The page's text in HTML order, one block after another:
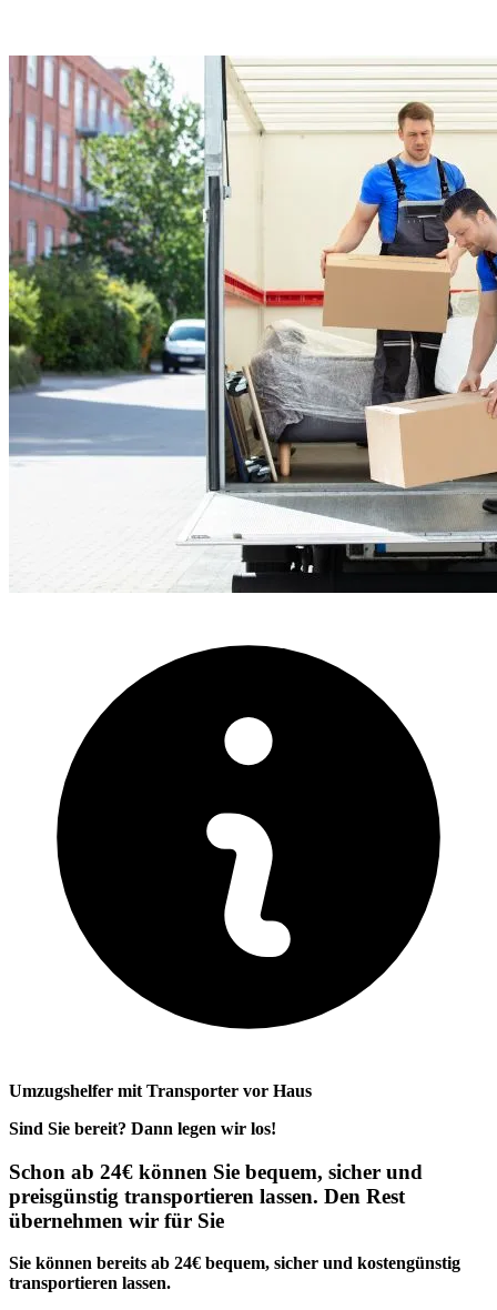
Umzugshelfer mit Transporter vor Haus
Sind Sie bereit? Dann legen wir los!
Schon ab 24€ können Sie bequem, sicher und
preisgünstig transportieren lassen. Den Rest
übernehmen wir für Sie
Sie können bereits ab 24€ bequem, sicher und kostengünstig
transportieren lassen.